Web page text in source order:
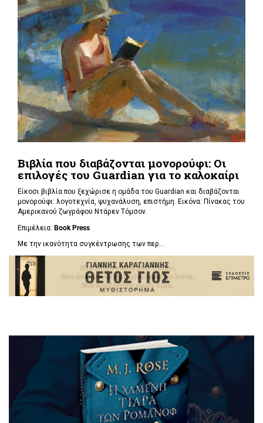
Βιβλία που διαβάζονται μονορούφι: Οι
επιλογές του Guardian για το καλοκαίρι
Είκοσι βιβλία που ξεχώρισε η ομάδα του Guardian και διαβάζονται
μονορούφι: λογοτεχνία, ψυχανάλυση, επιστήμη. Εικόνα: Πίνακας του
Αμερικανού ζωγράφου Ντάρεν Τόμσον.
Επιμέλεια: Book Press
Με την ικανότητα συγκέντρωσης των περ...